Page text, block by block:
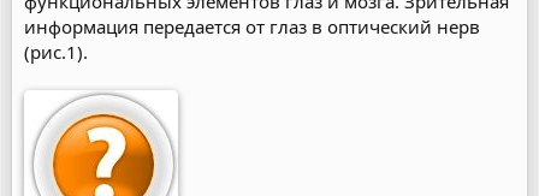
информация передается от глаз в оптический нерв
(рис.1).